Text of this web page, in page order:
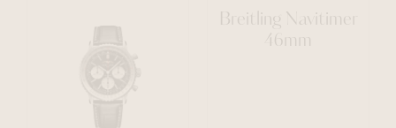
Breitling Navitimer
46mm